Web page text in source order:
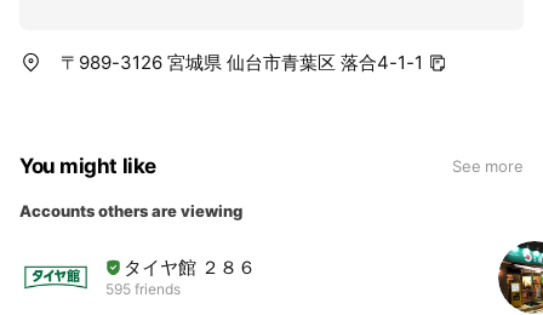
〒989-3126 宮城県 仙台市青葉区 落合4-1-1
You might like See more
Accounts others are viewing
タイヤ館 ２８６
595 friends